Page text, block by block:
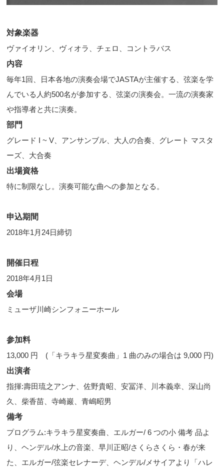
対象楽器
ヴァイオリン、ヴィオラ、チェロ、コントラバス
内容
毎年1回、日本各地の演奏会場でJASTAが主催する、弦楽を学
んでいる人約500名が参加する、弦楽の演奏会。一流の演奏家
や指導者と共に演奏。
部門
グレード I ~ V、アンサンブル、大人の合奏、グレート マスタ
ーズ、大合奏
出場資格
特に制限なし。演奏可能な曲への参加となる。
申込期間
2018年1月24日締切
開催日程
2018年4月1日
会場
ミューザ川崎シンフォニーホール
参加料
13,000 円 (「キラキラ星変奏曲」1 曲のみの場合は 9,000 円)
出演者
指揮:壽田琉之アンナ、佐野貴昭、安冨洋、川本義幸、深山尚
久、柴香苗、寺崎巖、青嶋昭男
備考
プログラム:キラキラ星変奏曲、エルガー/ 6 つの小 備考 品よ
り、ヘンデル/水上の音楽、早川正昭/さくらさくら・春が来
た、エルガー/弦楽セレナーデ、ヘンデル/メサイアより「ハレ